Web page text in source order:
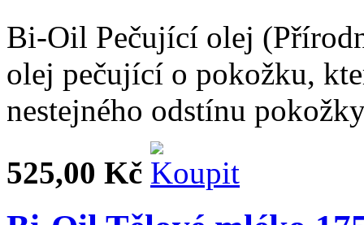
Bi-Oil Pečující olej
olej pečující o pokožku,
nestejného odstínu
525,00 Kč